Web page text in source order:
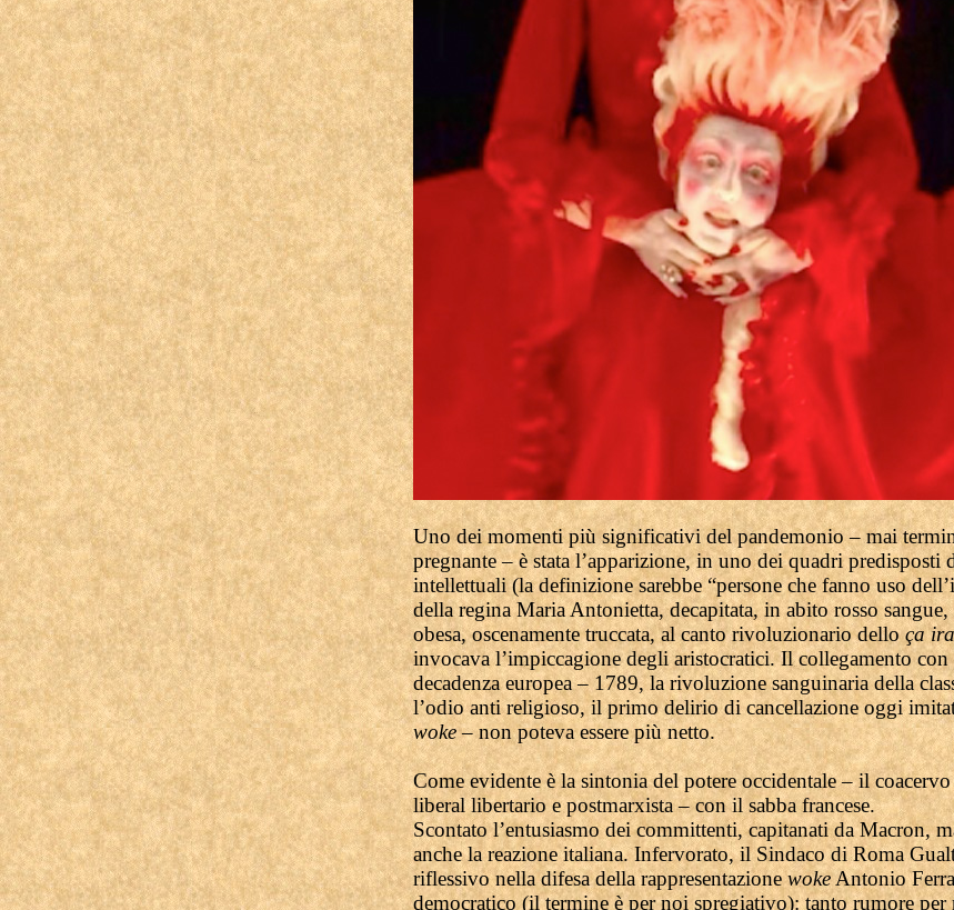
Uno dei momenti più significativi del pandemonio – mai
pregnante – è stata l’apparizione, in uno dei quadri predisposti
intellettuali (la definizione sarebbe “persone che fanno uso
della regina Maria Antonietta, decapitata, in abito rosso sangue,
obesa, oscenamente truccata, al canto rivoluzionario delloça ira
invocava l’impiccagione degli aristocratici. Il collegamento
decadenza europea – 1789, la rivoluzione sanguinaria della
l’odio anti religioso, il primo delirio di cancellazione oggi
woke– non poteva essere più netto.
Come evidente è la sintonia del potere occidentale – il coacervo
liberal libertario e postmarxista – con il sabba francese.
Scontato l’entusiasmo dei committenti, capitanati da Macron,
anche la reazione italiana. Infervorato, il Sindaco di Roma
riflessivo nella difesa della rappresentazionewoke Antonio
democratico (il termine è per noi spregiativo): tanto rumore per